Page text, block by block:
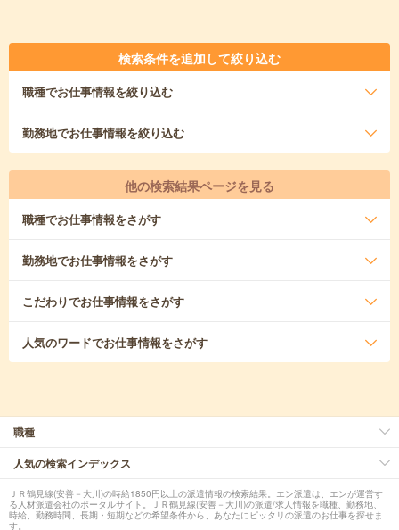
検索条件を追加して絞り込む
職種でお仕事情報を絞り込む
勤務地でお仕事情報を絞り込む
他の検索結果ページを見る
職種でお仕事情報をさがす
勤務地でお仕事情報をさがす
こだわりでお仕事情報をさがす
人気のワードでお仕事情報をさがす
職種
人気の検索インデックス
ＪＲ鶴見線(安善－大川)の時給1850円以上の派遣情報の検索結果。エン派遣は、エンが運営す
る人材派遣会社のポータルサイト。ＪＲ鶴見線(安善－大川)の派遣/求人情報を職種、勤務地、
時給、勤務時間、長期・短期などの希望条件から、あなたにピッタリの派遣のお仕事を探せま
す。